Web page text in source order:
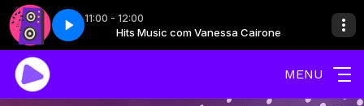
11:00 - 12:00
Cairone Hits Music com Vanessa Cairone
Hits music - Parte 2
MENU